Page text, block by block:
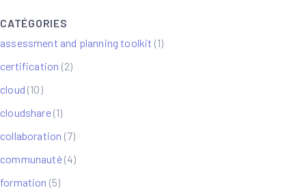
CATÉGORIES
assessment and planning toolkit (1)
certification (2)
cloud (10)
cloudshare(1)
collaboration (7)
communauté(4)
formation (5)